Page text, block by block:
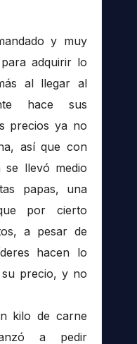
y muy
adquirir lo
al llegar al
hace sus
precios ya no
así que con
llevó medio
papas, una
por cierto
a pesar de
hacen lo
precio, y no
kilo de carne
a pedir